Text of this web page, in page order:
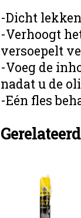
-Dicht
-Verhoogt
versoepelt
-Voeg de
nadat u de
-Eén fles